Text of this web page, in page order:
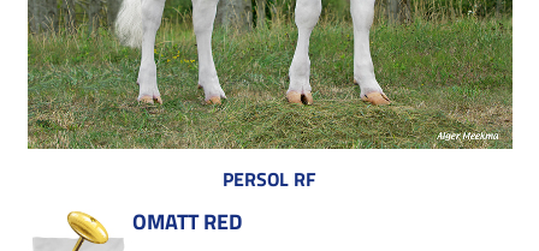
PERSOL RF
OMATT RED